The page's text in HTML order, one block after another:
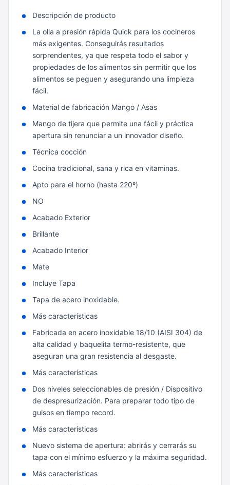
Descripción de producto
La olla a presión rápida Quick para los cocineros
más exigentes. Conseguirás resultados
sorprendentes, ya que respeta todo el sabor y
propiedades de los alimentos sin permitir que los
alimentos se peguen y asegurando una limpieza
fácil.
Material de fabricación Mango / Asas
Mango de tijera que permite una fácil y práctica
apertura sin renunciar a un innovador diseño.
Técnica cocción
Cocina tradicional, sana y rica en vitaminas.
Apto para el horno (hasta 220º)
NO
Acabado Exterior
Brillante
Acabado Interior
Mate
Incluye Tapa
Tapa de acero inoxidable.
Más características
Fabricada en acero inoxidable 18/10 (AISI 304) de
alta calidad y baquelita termo-resistente, que
aseguran una gran resistencia al desgaste.
Más características
Dos niveles seleccionables de presión / Dispositivo
de despresurización. Para preparar todo tipo de
guisos en tiempo record.
Más características
Nuevo sistema de apertura: abrirás y cerrarás su
tapa con el mínimo esfuerzo y la máxima seguridad.
Más características